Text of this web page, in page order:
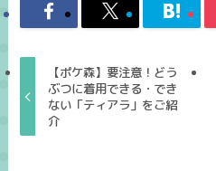
【ポケ森】要注意！どう
ぶつに着用できる・でき
ない「ティアラ」をご紹
介